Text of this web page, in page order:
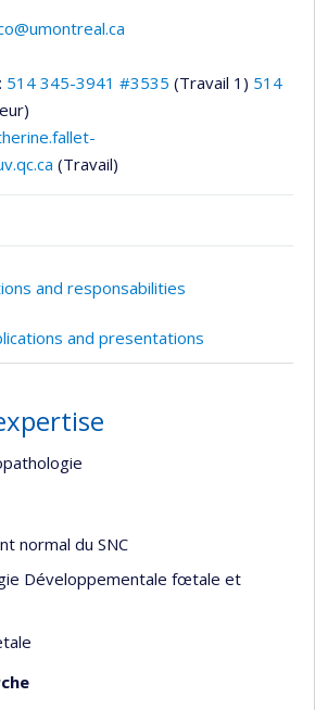
514 345-3941 #3535 (Travail 1) 514
(Travail)
and responsabilities
and presentations
normal du SNC
Développementale fœtale et